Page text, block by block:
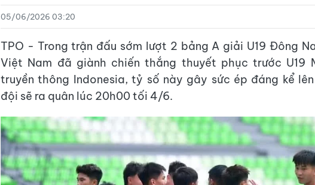
05/06/2026 03:20
TPO - Trong trận đấu sớm lượt 2 bảng A giải U19 Đông
Việt Nam đã giành chiến thắng thuyết phục trước U19
truyền thông Indonesia, tỷ số này gây sức ép đáng kể lên
đội sẽ ra quân lúc 20h00 tối 4/6.